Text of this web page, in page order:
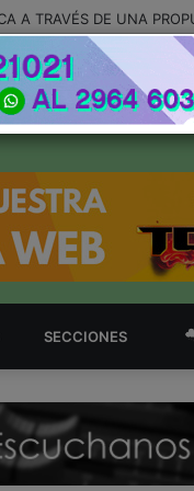
A TRAVÉS DE UNA
SECCIONES